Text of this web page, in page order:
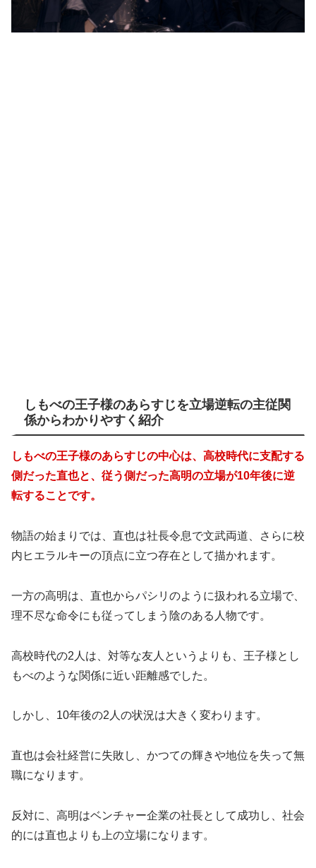
しもべの王子様のあらすじを立場逆転の主従関
係からわかりやすく紹介
しもべの王子様のあらすじの中心は、高校時代に支配する
側だった直也と、従う側だった高明の立場が10年後に逆
転することです。
物語の始まりでは、直也は社長令息で文武両道、さらに校
内ヒエラルキーの頂点に立つ存在として描かれます。
一方の高明は、直也からパシリのように扱われる立場で、
理不尽な命令にも従ってしまう陰のある人物です。
高校時代の2人は、対等な友人というよりも、王子様とし
もべのような関係に近い距離感でした。
しかし、10年後の2人の状況は大きく変わります。
直也は会社経営に失敗し、かつての輝きや地位を失って無
職になります。
反対に、高明はベンチャー企業の社長として成功し、社会
的には直也よりも上の立場になります。